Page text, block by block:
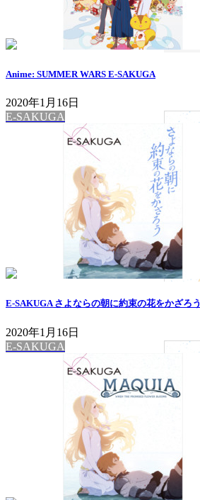
Anime: SUMMER WARS E-SAKUGA
2020年1月16日
E-SAKUGA
E-SAKUGA さよならの朝に約束の花をかざろう
2020年1月16日
E-SAKUGA